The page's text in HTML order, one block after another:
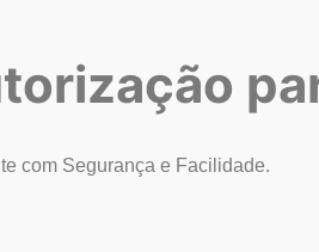
com Segurança e Facilidade.